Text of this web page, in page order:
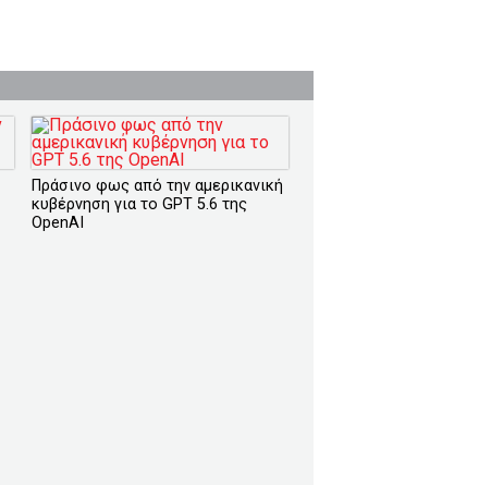
Πράσινο φως από την αμερικανική
κυβέρνηση για το GPT 5.6 της
OpenAI